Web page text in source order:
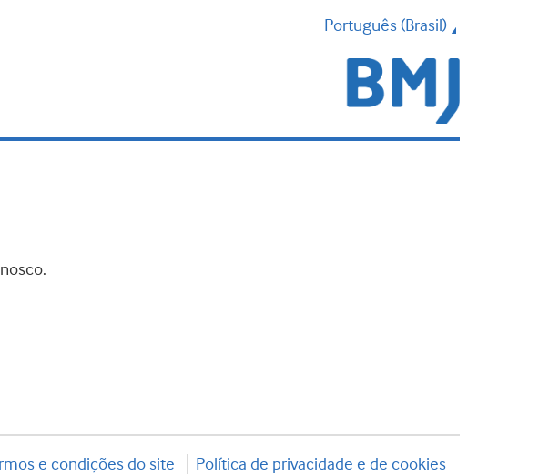
Português (Brasil)
e condições do site Política de privacidade e de cookies